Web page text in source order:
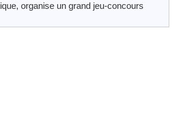
organise un grand jeu-concours